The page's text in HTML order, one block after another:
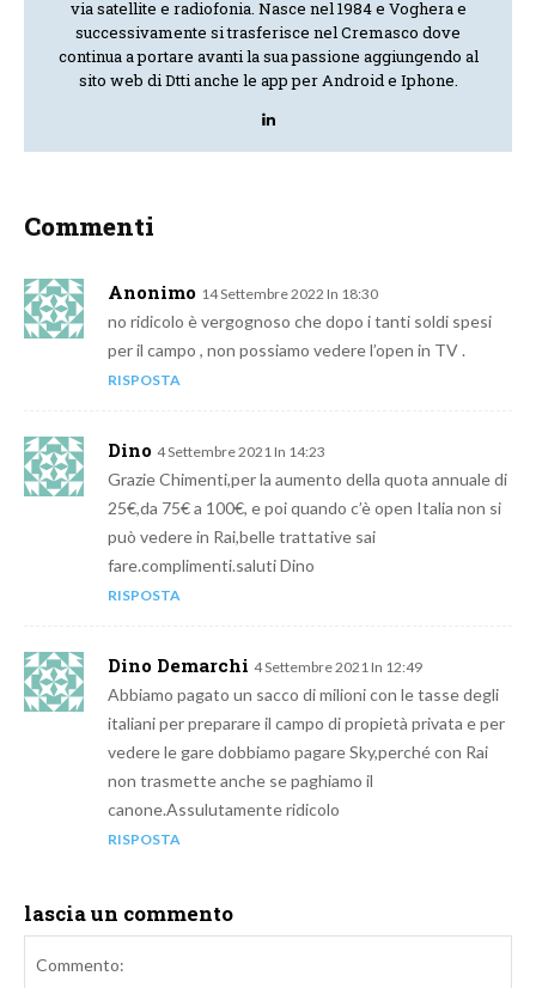
via satellite e radiofonia. Nasce nel 1984 e Voghera e
successivamente si trasferisce nel Cremasco dove
continua a portare avanti la sua passione aggiungendo al
sito web di Dtti anche le app per Android e Iphone.
Commenti
Anonimo 14 Settembre 2022 In 18:30
no ridicolo è vergognoso che dopo i tanti soldi spesi
per il campo , non possiamo vedere l’open in TV .
RISPOSTA
Dino 4 Settembre 2021 In 14:23
Grazie Chimenti,per la aumento della quota annuale di
25€,da 75€ a 100€, e poi quando c’è open Italia non si
può vedere in Rai,belle trattative sai
fare.complimenti.saluti Dino
RISPOSTA
Dino Demarchi 4 Settembre 2021 In 12:49
Abbiamo pagato un sacco di milioni con le tasse degli
italiani per preparare il campo di propietà privata e per
vedere le gare dobbiamo pagare Sky,perché con Rai
non trasmette anche se paghiamo il
canone.Assulutamente ridicolo
RISPOSTA
lascia un commento